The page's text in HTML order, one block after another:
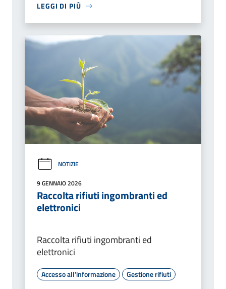
LEGGI DI PIÙ
NOTIZIE
9 GENNAIO 2026
Raccolta rifiuti ingombranti ed
elettronici
Raccolta rifiuti ingombranti ed
elettronici
Accesso all'informazione Gestione rifiuti